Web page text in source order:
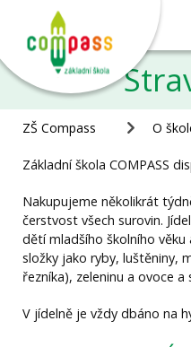
ZŠ Compass O
Základní škola COMPASS
Nakupujeme několikrát
čerstvost všech surovin.
dětí mladšího školního
složky jako ryby, luštěniny,
řezníka), zeleninu a ovoce
V jídelně je vždy dbáno na